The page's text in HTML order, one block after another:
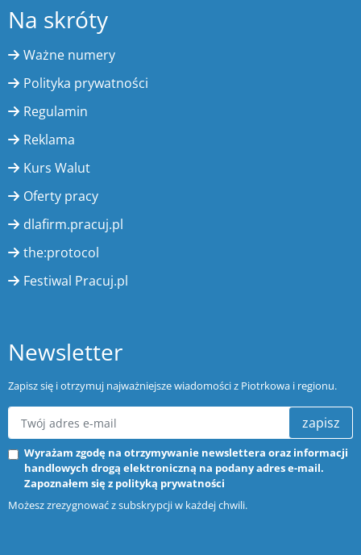
Na skróty
Ważne numery
Polityka prywatności
Regulamin
Reklama
Kurs Walut
Oferty pracy
dlafirm.pracuj.pl
the:protocol
Festiwal Pracuj.pl
Newsletter
Zapisz się i otrzymuj najważniejsze wiadomości z Piotrkowa i regionu.
zapisz
Wyrażam zgodę na otrzymywanie newslettera oraz informacji
handlowych drogą elektroniczną na podany adres e-mail.
Zapoznałem się z polityką prywatności
Możesz zrezygnować z subskrypcji w każdej chwili.